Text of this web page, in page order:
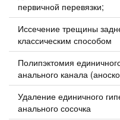
первичной перевязки;
Иссечение трещины
классическим способом
Полипэктомия
анального канала
Удаление единичного
анального сосочка